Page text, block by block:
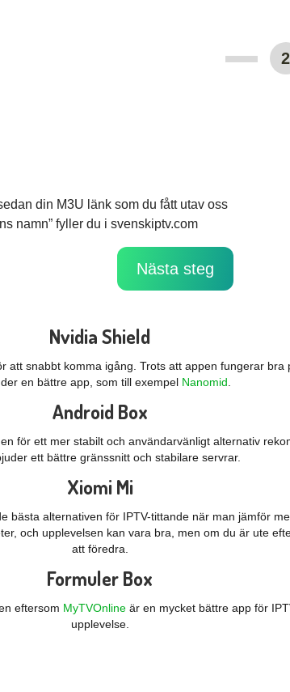
2
din M3U länk som du fått utav oss
namn” fyller du i svenskiptv.com
Nästa steg
Nvidia Shield
att snabbt komma igång. Trots att appen fungerar
en bättre app, som till exempel Nanomid
Android Box
för ett mer stabilt och användarvänligt alternativ
ett bättre gränssnitt och stabilare servrar.
Xiomi Mi
bästa alternativen för IPTV-tittande när man jämför
och upplevelsen kan vara bra, men om du är ute
att föredra.
Formuler Box
eftersom MyTVOnline är en mycket bättre app för
upplevelse.